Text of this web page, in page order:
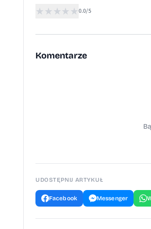
★ ★ ★★ ★0.0/5
Komentarze
UDOSTĘPNIJ ARTYKUŁ
Facebook Messenger